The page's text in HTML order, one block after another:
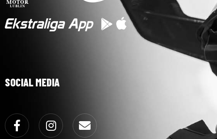
SOCIAL MEDIA
Facebook Instagram